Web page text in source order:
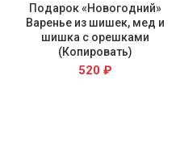
Подарок «Новогодний»
Варенье из шишек, мед и
шишка с орешками
(Копировать)
520 ₽